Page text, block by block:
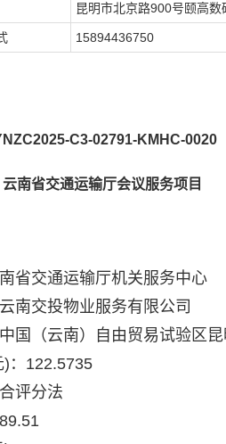
昆明市北京路900号颐高
15894436750
C3-02791-KMHC-0020
南省交通运输厅会议服务项目
省交通运输厅机关服务中心
南交投物业服务有限公司
国（云南）自由贸易试验区
：122.5735
评分法